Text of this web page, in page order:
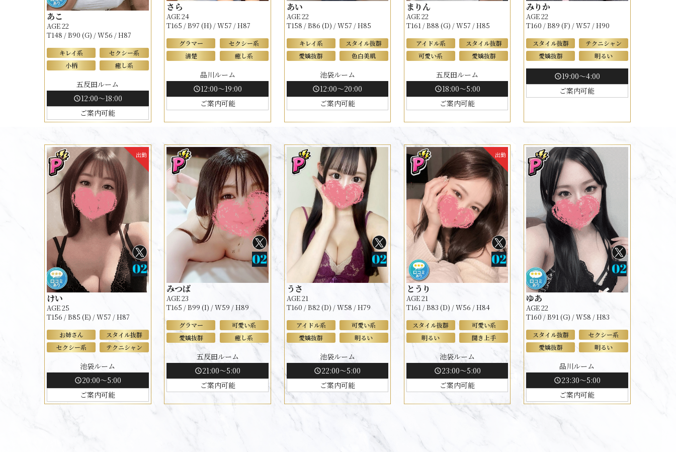
あこ
AGE 22
T148 / B90 (G) / W56 / H87
キレイ系
セクシー系
小柄
癒し系
五反田ルーム
schedule12:00～18:00
ご案内可能
さら
AGE 24
T165 / B97 (H) / W57 / H87
グラマー
セクシー系
清楚
癒し系
品川ルーム
schedule12:00～19:00
ご案内可能
あい
AGE 22
T158 / B86 (D) / W57 / H85
キレイ系
スタイル抜群
愛嬌抜群
色白美肌
池袋ルーム
schedule12:00～20:00
ご案内可能
まりん
AGE 22
T161 / B88 (G) / W57 / H85
アイドル系
スタイル抜群
可愛い系
愛嬌抜群
五反田ルーム
schedule18:00～5:00
ご案内可能
みりか
AGE 22
T160 / B89 (F) / W57 / H90
スタイル抜群
テクニシャン
愛嬌抜群
明るい
schedule19:00～4:00
ご案内可能
出勤
けい
AGE 25
T156 / B85 (E) / W57 / H87
お姉さん
スタイル抜群
セクシー系
テクニシャン
池袋ルーム
schedule20:00～5:00
ご案内可能
みつば
AGE 23
T165 / B99 (I) / W59 / H89
グラマー
可愛い系
愛嬌抜群
癒し系
五反田ルーム
schedule21:00～5:00
ご案内可能
うさ
AGE 21
T160 / B82 (D) / W58 / H79
アイドル系
可愛い系
愛嬌抜群
明るい
池袋ルーム
schedule22:00～5:00
ご案内可能
出勤
とうり
AGE 21
T161 / B83 (D) / W56 / H84
スタイル抜群
可愛い系
明るい
聞き上手
池袋ルーム
schedule23:00～5:00
ご案内可能
ゆあ
AGE 22
T160 / B91 (G) / W58 / H83
スタイル抜群
セクシー系
愛嬌抜群
明るい
品川ルーム
schedule23:30～5:00
ご案内可能